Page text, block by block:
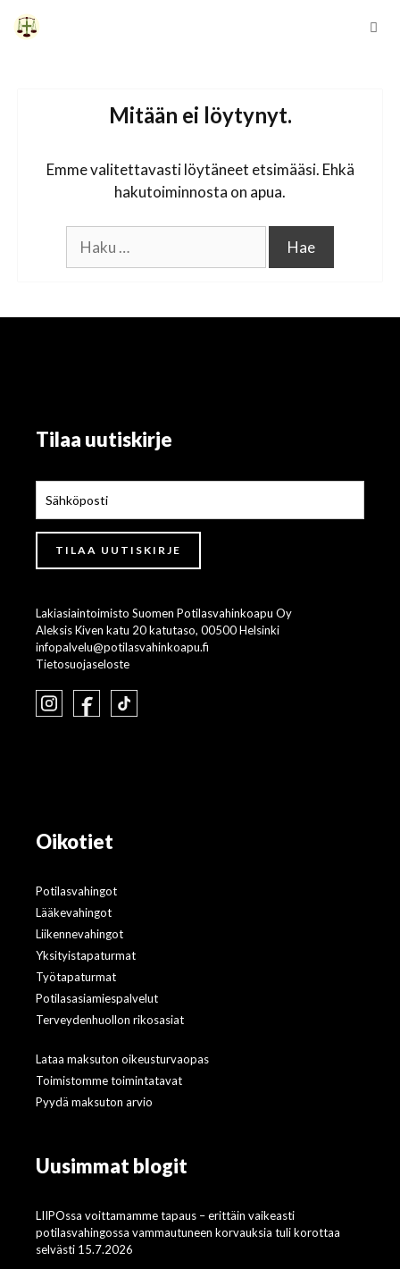
Siirry
sisältöön
Mitään ei löytynyt.
Emme valitettavasti löytäneet etsimääsi. Ehkä
hakutoiminnosta on apua.
Tilaa uutiskirje
Lakiasiaintoimisto Suomen Potilasvahinkoapu Oy
Aleksis Kiven katu 20 katutaso, 00500 Helsinki
infopalvelu@potilasvahinkoapu.fi
Tietosuojaseloste
Oikotiet
Potilasvahingot
Lääkevahingot
Liikennevahingot
Yksityistapaturmat
Työtapaturmat
Potilasasiamiespalvelut
Terveydenhuollon rikosasiat
Lataa maksuton oikeusturvaopas
Toimistomme toimintatavat
Pyydä maksuton arvio
Uusimmat blogit
LIIPOssa voittamamme tapaus – erittäin vaikeasti
potilasvahingossa vammautuneen korvauksia tuli korottaa
selvästi 15.7.2026